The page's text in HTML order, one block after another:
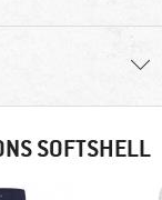
SOFTSHELL